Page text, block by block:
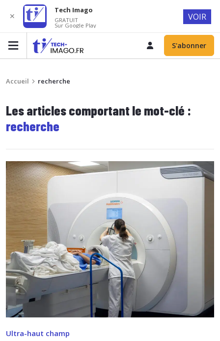
S'abonner
Accueil recherche
Les articles comportant le mot-clé :
recherche
Ultra-haut champ
✕
Tech Imago
GRATUIT
Sur Google Play
VOIR